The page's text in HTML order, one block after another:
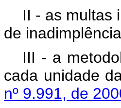
II - as multas
de
III - a
cada unidade
nº 9.991, de